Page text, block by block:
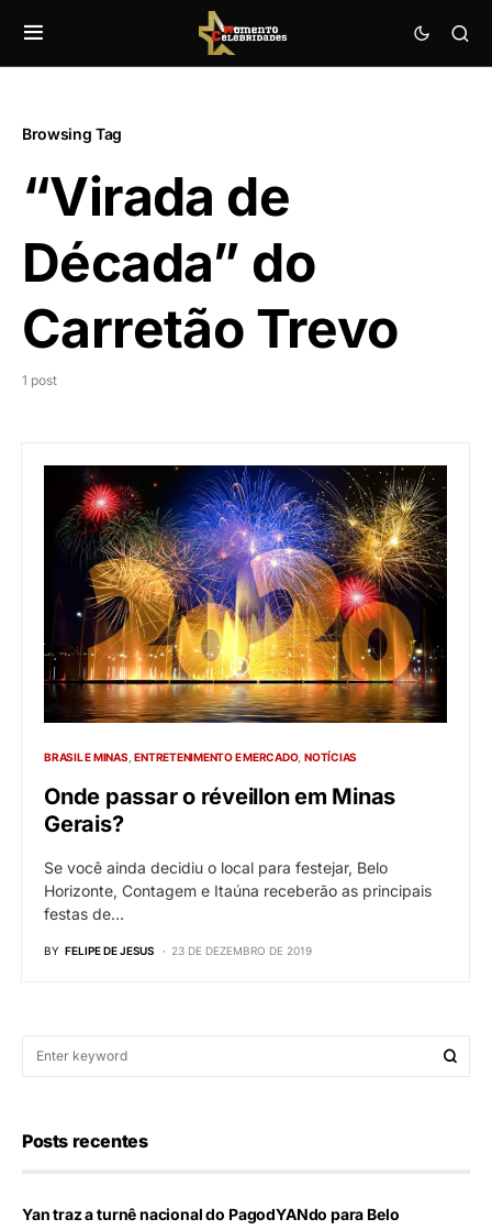
Browsing Tag
“Virada de
Década” do
Carretão Trevo
1 post
BRASIL E MINAS ENTRETENIMENTO E MERCADO NOTÍCIAS
Onde passar o réveillon em Minas
Gerais?
Se você ainda decidiu o local para festejar, Belo
Horizonte, Contagem e Itaúna receberão as principais
festas de…
BY FELIPE DE JESUS 23 DE DEZEMBRO DE 2019
Posts recentes
Yan traz a turnê nacional do PagodYANdo para Belo